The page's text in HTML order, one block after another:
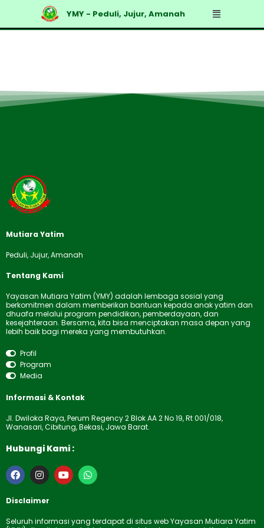
YMY - Peduli, Jujur, Amanah Menu
Mutiara Yatim
Peduli, Jujur, Amanah
Tentang Kami
Yayasan Mutiara Yatim (YMY) adalah lembaga sosial yang
berkomitmen dalam memberikan bantuan kepada anak yatim dan
dhuafa melalui program pendidikan, pemberdayaan, dan
kesejahteraan. Bersama, kita bisa menciptakan masa depan yang
lebih baik bagi mereka yang membutuhkan.
Profil
Program
Media
Informasi & Kontak
Jl. Dwiloka Raya, Perum Regency 2 Blok AA 2 No 19, Rt 001/018,
Wanasari, Cibitung, Bekasi, Jawa Barat.
Hubungi Kami :
F
a
e
o
I
n
t
g
Y
o
b
W
h
a
Disclaimer
Seluruh informasi yang terdapat di situs web Yayasan Mutiara Yatim